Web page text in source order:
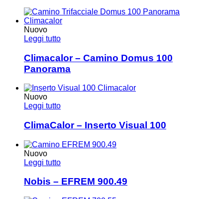
Nuovo
Leggi tutto
Climacalor – Camino Domus 100
Panorama
Nuovo
Leggi tutto
ClimaCalor – Inserto Visual 100
Nuovo
Leggi tutto
Nobis – EFREM 900.49